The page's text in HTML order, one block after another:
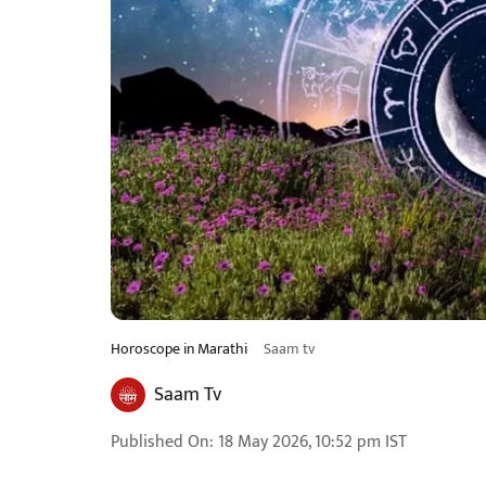
Horoscope in Marathi Saam tv
Saam Tv
Published On: 18 May 2026, 10:52 pm IST